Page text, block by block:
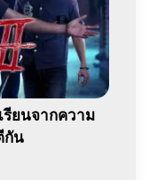
รียนจากความ
กัน